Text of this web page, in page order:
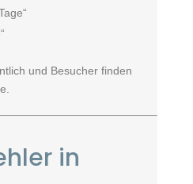
und Besucher finden
in